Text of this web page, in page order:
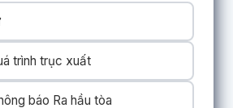
trình trục xuất
báo Ra hầu tòa